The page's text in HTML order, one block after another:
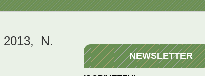
N.
NEWSLETTER